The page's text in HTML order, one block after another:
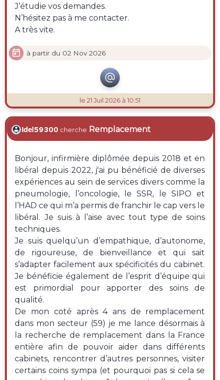
J’étudie vos demandes.
N’hésitez pas à me contacter.
A très vite.
 à partir du 02 Nov 2026

le 21 Juil 2026 à 10:51
Idel59300 cherche Remplacement
Bonjour, infirmière diplômée depuis 2018 et en
libéral depuis 2022, j'ai pu bénéficié de diverses
expériences au sein de services divers comme la
pneumologie, l’oncologie, le SSR, le SIPO et
l’HAD ce qui m’a permis de franchir le cap vers le
libéral. Je suis à l’aise avec tout type de soins
techniques.
Je suis quelqu’un d’empathique, d’autonome,
de rigoureuse, de bienveillance et qui sait
s’adapter facilement aux spécificités du cabinet.
Je bénéficie également de l’esprit d’équipe qui
est primordial pour apporter des soins de
qualité.
De mon coté après 4 ans de remplacement
dans mon secteur (59) je me lance désormais à
la recherche de remplacement dans la France
entière afin de pouvoir aider dans différents
cabinets, rencontrer d’autres personnes, visiter
certains coins sympa (et pourquoi pas si cela se